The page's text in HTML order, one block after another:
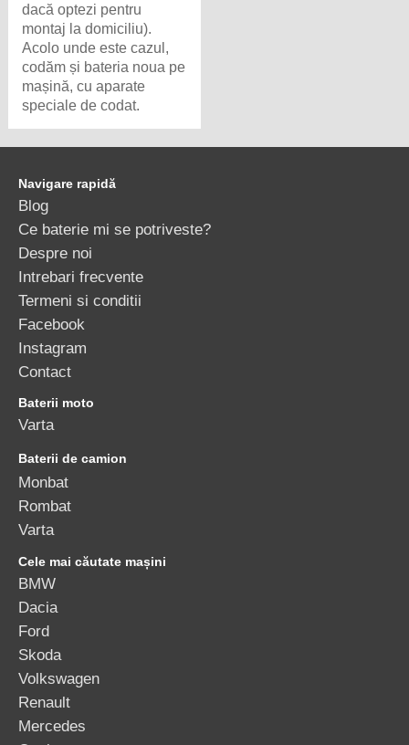
dacă optezi pentru
montaj la domiciliu).
Acolo unde este cazul,
codăm și bateria noua pe
mașină, cu aparate
speciale de codat.
Navigare rapidă
Blog
Ce baterie mi se potriveste?
Despre noi
Intrebari frecvente
Termeni si conditii
Facebook
Instagram
Contact
Baterii moto
Varta
Baterii de camion
Monbat
Rombat
Varta
Cele mai căutate mașini
BMW
Dacia
Ford
Skoda
Volkswagen
Renault
Mercedes